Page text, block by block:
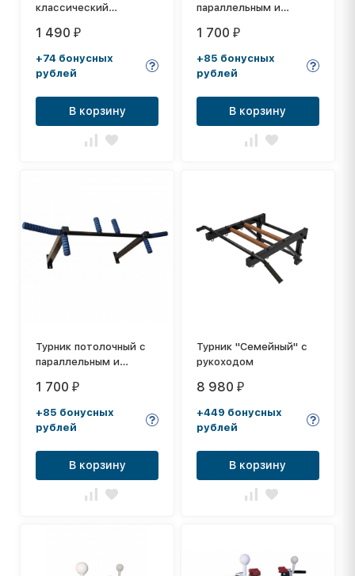
классический
белый
1 490₽
+74 бонусных
рублей
В корзину
параллельным и
белый
1 700₽
+85 бонусных
рублей
В корзину
Турник потолочный с
параллельным и
черный
1 700₽
+85 бонусных
рублей
В корзину
Турник "Семейный" с
рукоходом
8 980₽
+449 бонусных
рублей
В корзину